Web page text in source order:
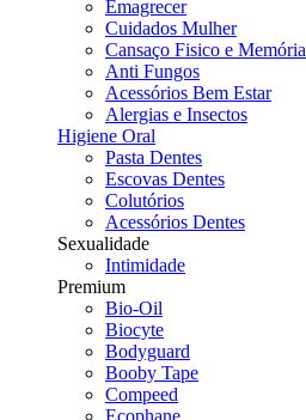
Emagrecer
Cuidados Mulher
Cansaço Fisico e Memória
Anti Fungos
Acessórios Bem Estar
Alergias e Insectos
Higiene Oral
Pasta Dentes
Escovas Dentes
Colutórios
Acessórios Dentes
Sexualidade
Intimidade
Premium
Bio-Oil
Biocyte
Bodyguard
Booby Tape
Compeed
Ecophane